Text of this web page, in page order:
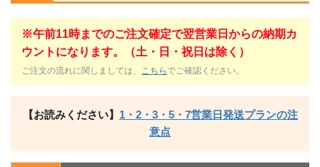
※午前11時までのご注文確定で翌営業日からの納期カ
ウントになります。（土・日・祝日は除く）
ご注文の流れに関しましては、 こちら でご確認ください。
【お読みください】 1・2・3・5・7営業日発送プランの注
意点